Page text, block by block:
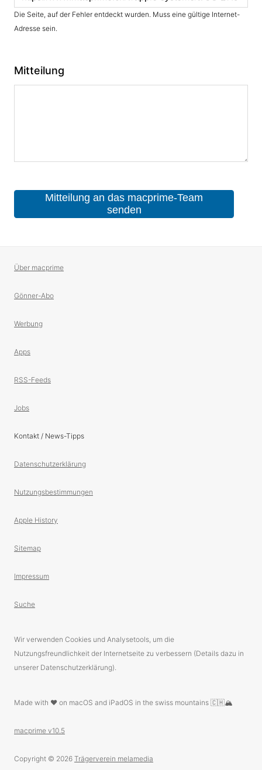
Die Seite, auf der Fehler entdeckt wurden. Muss eine gültige Internet-
Adresse sein.
Mitteilung
Mitteilung an das macprime-Team
senden
Über macprime
Gönner-Abo
Werbung
Apps
RSS-Feeds
Jobs
Kontakt / News-Tipps
Datenschutzerklärung
Nutzungsbestimmungen
Apple History
Sitemap
Impressum
Suche
Wir verwenden Cookies und Analysetools, um die
Nutzungsfreundlichkeit der Internetseite zu verbessern (Details dazu in
unserer Datenschutzerklärung).
Made with ❤️ on macOS and iPadOS in the swiss mountains 🇨🇭🏔
macprime v10.5
Copyright © 2026 Trägerverein melamedia